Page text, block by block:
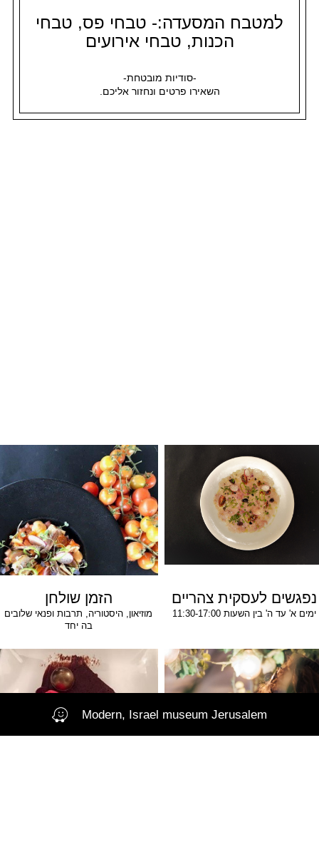
למטבח המסעדה:- טבחי פס, טבחי
הכנות, טבחי אירועים
-סודיות מובטחת-
השאירו פרטים ונחזור אליכם.
נפגשים לעסקית צהריים
ימים א' עד ה' בין השעות 11:30-17:00
הזמן שולחן
מוזיאון, היסטוריה, תרבות ופנאי שלובים
בה יחד
Modern, Israel museum Jerusalem